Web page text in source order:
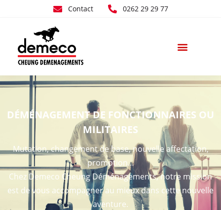
Contact 0262 29 29 77
DÉMÉNAGEMENTDE FONCTIONNAIRES OU
MILITAIRES
Mutation, changement de base, nouvelle affectation,
promotion…
Chez Demeco Cheung Déménagements, notre mission
est de vous accompagner au mieux dans cette nouvelle
aventure.